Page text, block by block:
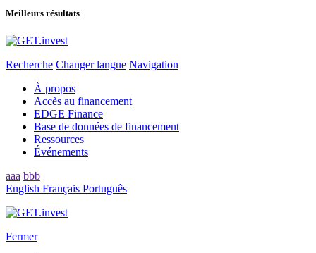
Meilleurs résultats
Recherche Changer langue Navigation
À propos
Accès au financement
EDGE Finance
Base de données de financement
Ressources
Événements
aaa bbb
English Français Português
Fermer